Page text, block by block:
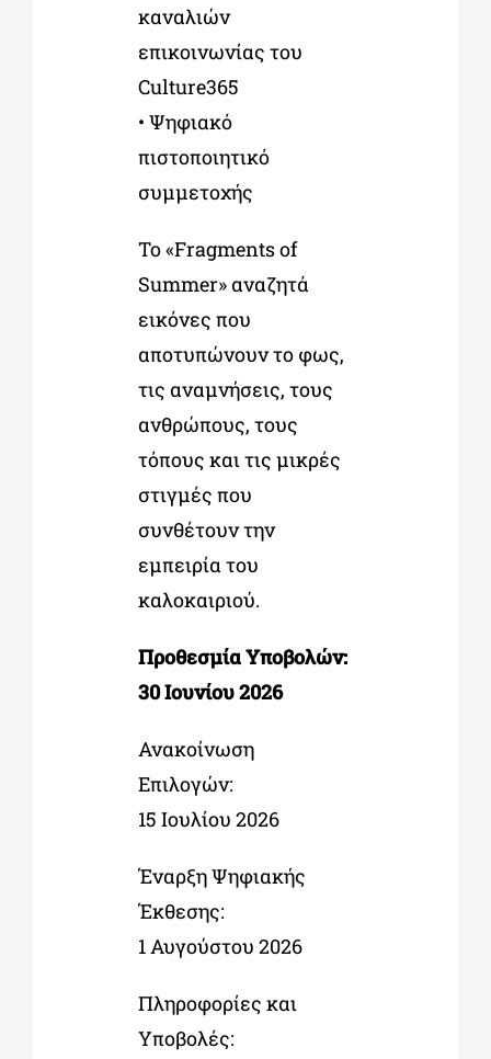
καναλιών
επικοινωνίας του
Culture365
• Ψηφιακό
πιστοποιητικό
συμμετοχής
Το «Fragments of
Summer» αναζητά
εικόνες που
αποτυπώνουν το φως,
τις αναμνήσεις, τους
ανθρώπους, τους
τόπους και τις μικρές
στιγμές που
συνθέτουν την
εμπειρία του
καλοκαιριού.
Προθεσμία Υποβολών:
30 Ιουνίου 2026
Ανακοίνωση
Επιλογών:
15 Ιουλίου 2026
Έναρξη Ψηφιακής
Έκθεσης:
1 Αυγούστου 2026
Πληροφορίες και
Υποβολές: